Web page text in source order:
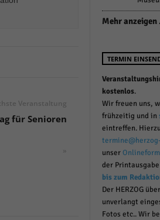
Veranstaltung
für Senioren
»
Mehr
TERMIN
kostenlos.
Wir freuen uns,
frühzeitig und in
eintreffen.
unser
der
bis zum
Der HERZOG
unverlangt
Fotos etc.. Wir
Impressum